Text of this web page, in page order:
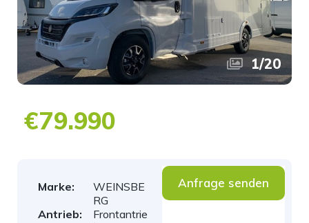
1/20
€79.990
Marke:
WEINSBE
RG
Antrieb:
Frontantrie
Anfrage senden